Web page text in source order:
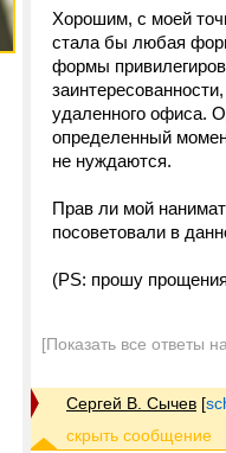
Хорошим, с моей
стала бы любая
формы
удаленного офиса.
определенный
не нуждаются.
Прав ли мой
посоветовали в
(PS: прошу
[Показать все ответы
Сергей В. Сычев [